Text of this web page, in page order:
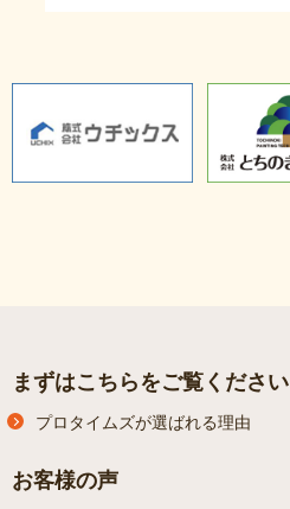
まずはこちらをご覧ください
プロタイムズが選ばれる理由
お客様の声